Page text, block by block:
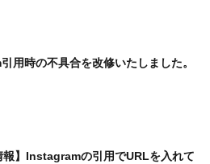
用時の不具合を改修いたしました。
報】Instagramの引用でURLを入れて